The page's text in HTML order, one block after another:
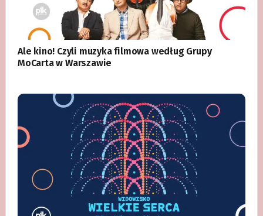
Ale kino! Czyli muzyka filmowa według Grupy
MoCarta w Warszawie